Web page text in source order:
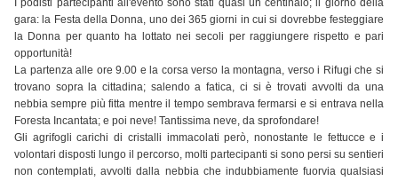
I podisti partecipanti all'evento sono stati quasi un centinaio; il giorno della
gara: la Festa della Donna, uno dei 365 giorni in cui si dovrebbe festeggiare
la Donna per quanto ha lottato nei secoli per raggiungere rispetto e pari
opportunità!
La partenza alle ore 9.00 e la corsa verso la montagna, verso i Rifugi che si
trovano sopra la cittadina; salendo a fatica, ci si è trovati avvolti da una
nebbia sempre più fitta mentre il tempo sembrava fermarsi e si entrava nella
Foresta Incantata; e poi neve! Tantissima neve, da sprofondare!
Gli agrifogli carichi di cristalli immacolati però, nonostante le fettucce e i
volontari disposti lungo il percorso, molti partecipanti si sono persi su sentieri
non contemplati, avvolti dalla nebbia che indubbiamente fuorvia qualsiasi